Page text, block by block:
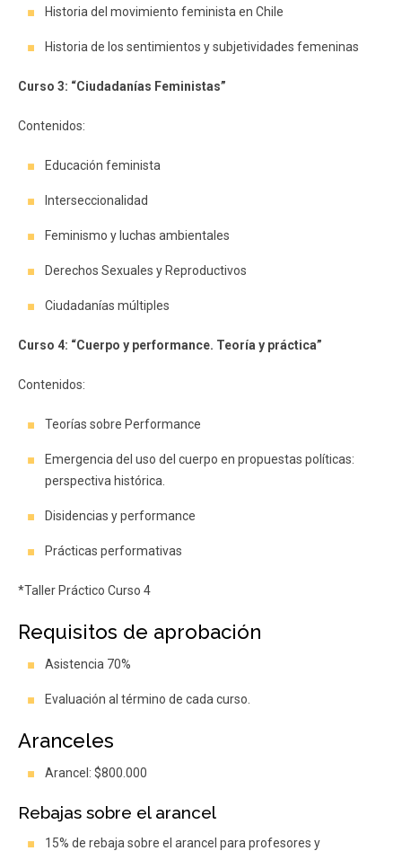
Historia del movimiento feminista en Chile
Historia de los sentimientos y subjetividades femeninas
Curso 3: “Ciudadanías Feministas”
Contenidos:
Educación feminista
Interseccionalidad
Feminismo y luchas ambientales
Derechos Sexuales y Reproductivos
Ciudadanías múltiples
Curso 4: “Cuerpo y performance. Teoría y práctica”
Contenidos:
Teorías sobre Performance
Emergencia del uso del cuerpo en propuestas políticas:
perspectiva histórica.
Disidencias y performance
Prácticas performativas
*Taller Práctico Curso 4
Requisitos de aprobación
Asistencia 70%
Evaluación al término de cada curso.
Aranceles
Arancel: $800.000
Rebajas sobre el arancel
15% de rebaja sobre el arancel para profesores y